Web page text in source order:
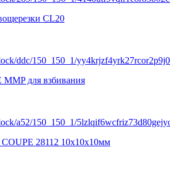
СL20
для взбивания
28112 10х10х10мм